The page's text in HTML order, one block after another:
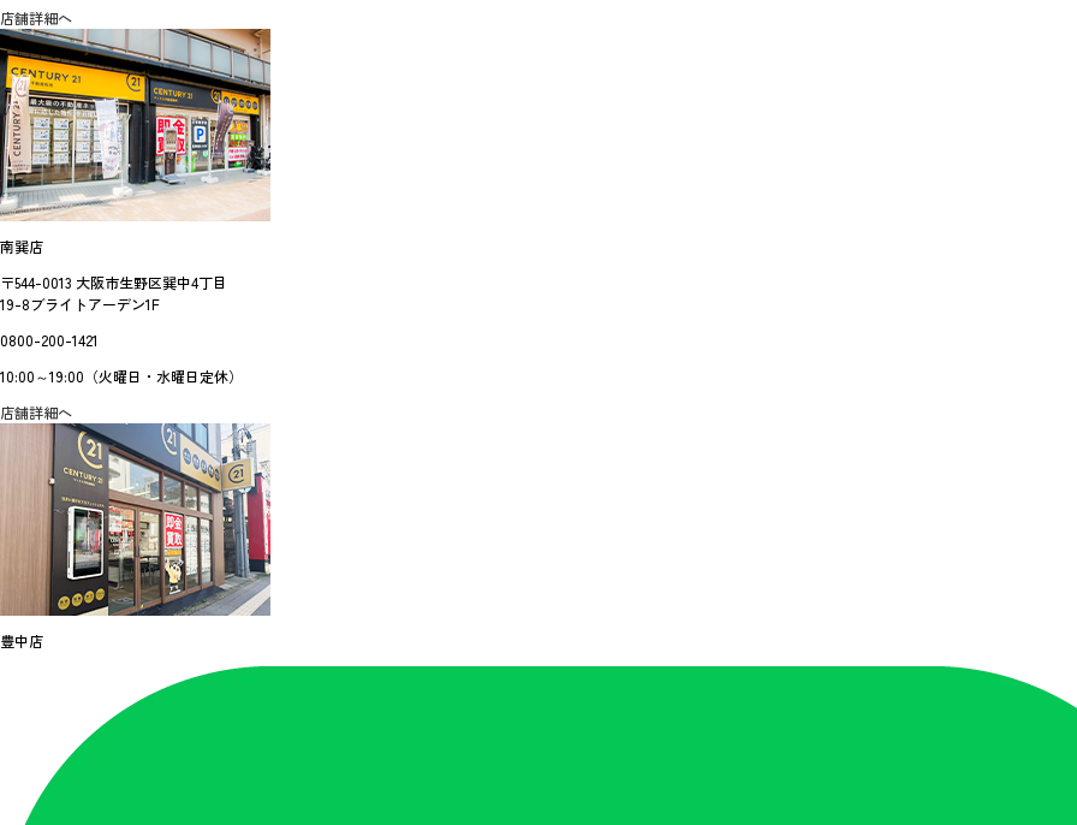
店舗詳細へ
南巽店
〒544-0013 大阪市生野区巽中4丁目
19-8ブライトアーデン1F
0800-200-1421
10:00～19:00（火曜日・水曜日定休）
店舗詳細へ
豊中店